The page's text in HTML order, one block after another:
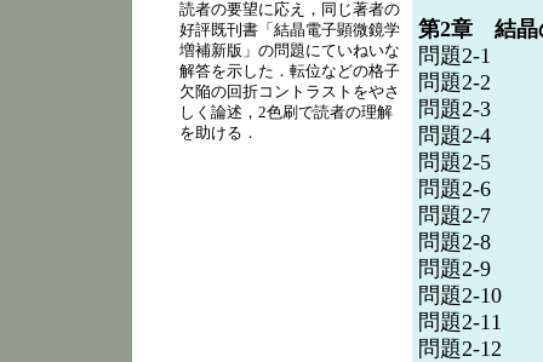
読者の要望に応え，同じ著者の
好評既刊書「結晶電子顕微鏡学
増補新版」の問題にていねいな
解答を示した．転位などの格子
欠陥の回折コントラストをやさ
しく論述，2色刷で読者の理解
を助ける．
第2章 結晶
問題2-1
問題2-2
問題2-3
問題2-4
問題2-5
問題2-6
問題2-7
問題2-8
問題2-9
問題2-10
問題2-11
問題2-12